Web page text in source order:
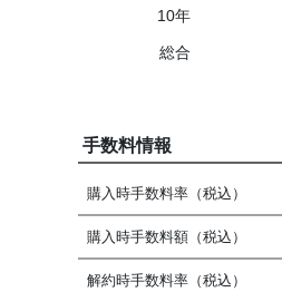
10年
総合
手数料情報
購入時手数料率（税込）
購入時手数料額（税込）
解約時手数料率（税込）